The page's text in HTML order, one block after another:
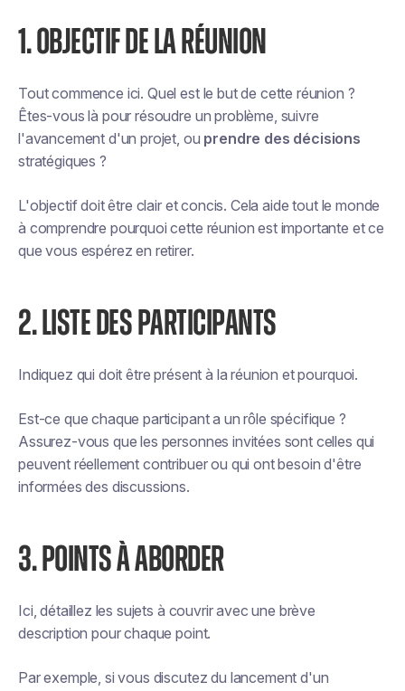
1. OBJECTIF DE LA RÉUNION
Tout commence ici. Quel est le but de cette réunion ?
Êtes-vous là pour résoudre un problème, suivre
l'avancement d'un projet, ou prendre des décisions
stratégiques ?
L'objectif doit être clair et concis. Cela aide tout le monde
à comprendre pourquoi cette réunion est importante et ce
que vous espérez en retirer.
2. LISTE DES PARTICIPANTS
Indiquez qui doit être présent à la réunion et pourquoi.
Est-ce que chaque participant a un rôle spécifique ?
Assurez-vous que les personnes invitées sont celles qui
peuvent réellement contribuer ou qui ont besoin d'être
informées des discussions.
3. POINTS À ABORDER
Ici, détaillez les sujets à couvrir avec une brève
description pour chaque point.
Par exemple, si vous discutez du lancement d'un